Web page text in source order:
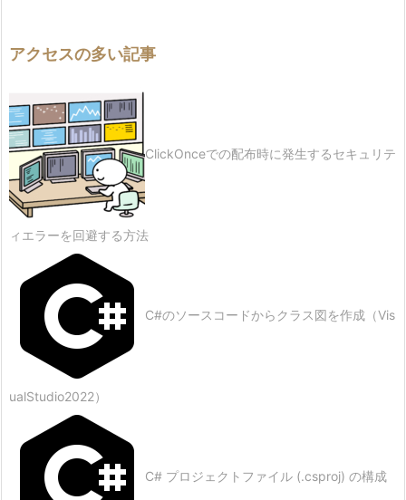
コ
9.
1.
役
割
分
コ
ミ
ト
メ
ッ
ー
ジ
アクセスの多い記事
ClickOnceでの配布時に発生するセキュリテ
ィエラーを回避する方法
C#のソースコードからクラス図を作成（Vis
ualStudio2022）
C# プロジェクトファイル (.csproj) の構成